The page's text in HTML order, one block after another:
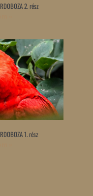
2. rész
1. rész